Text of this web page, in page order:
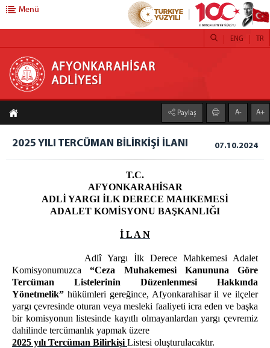
AFYONKARAHİSAR ADLİYESİ
ANASAYFA
ADLİYEMİZ
AFYONKARAHİSAR ADLİYESİ
MÜLHAKAT ADLİYELER
İSCEHİSAR ADLİYESİ
ŞUHUT ADLİYESİ
BİLGİ İŞLEM MÜDÜRLÜĞÜ
İDARİ İŞLER MÜDÜRLÜĞÜ
BİRİMLERİMİZ
ADLİ SİCİL
İL SEÇİM MÜDÜRLÜĞÜ
ADLİ TIP KURUMU ŞUBE MÜDÜRLÜĞÜ
Menü
AFYONKARAHİSAR
ADLİYESİ
TR
ENG
Paylaş A- A+
2025 YILI TERCÜMAN BİLİRKİŞİ İLANI 07.10.2024
T.C.
AFYONKARAHİSAR
ADLİ YARGI İLK DERECE MAHKEMESİ
ADALET KOMİSYONU BAŞKANLIĞI
İ L A N
Adlî Yargı İlk Derece Mahkemesi Adalet
Komisyonumuzca“Ceza Muhakemesi Kanununa Göre
Tercüman Listelerinin Düzenlenmesi Hakkında
Yönetmelik” hükümleri gereğince, Afyonkarahisar il ve ilçeler
yargı çevresinde oturan veya mesleki faaliyeti icra eden ve başka
bir komisyonun listesinde kayıtlı olmayanlardan yargı çevremiz
dahilinde tercümanlık yapmak üzere
2025 yılı Tercüman Bilirkişi Listesi oluşturulacaktır.